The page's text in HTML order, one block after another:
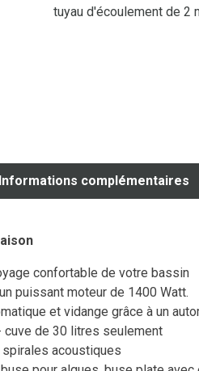
tuyau d'écoulement de 2
Informations complémentaires
confortable de votre bassin
puissant moteur de 1400 Watt.
et vidange grâce à un
de 30 litres seulement
spirales acoustiques